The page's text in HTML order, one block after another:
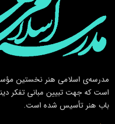
مدرسه‌ی اسلامى هنر نخستين
است كه جهت تبيين مبانى تفكر
باب هنر تأسيس شده است.